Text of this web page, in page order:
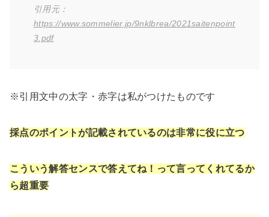
引用元：
https://www.sommelier.jp/9nklbrea/2021saitenpoint
3.pdf
※引用文中の太字・赤字は私がつけたものです
採点のポイントが記載されているのは非常に役に立つ
こういう解答センスで答えてね！って言ってくれてるか
ら超重要